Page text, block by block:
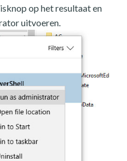
op het resultaat en
uitvoeren.